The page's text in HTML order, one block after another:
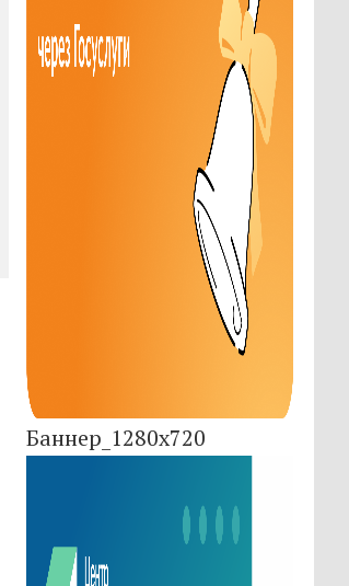
Баннер_1280x720